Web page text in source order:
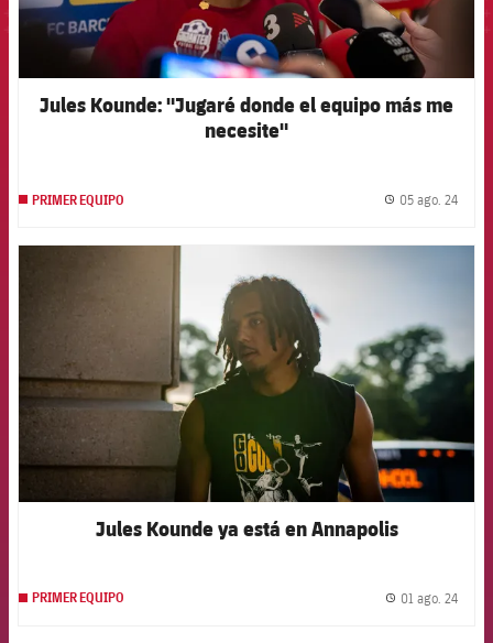
Jules Kounde: "Jugaré donde el equipo más me
necesite"
PRIMER EQUIPO 05 ago. 24
Jules Kounde ya está en Annapolis
PRIMER EQUIPO 01 ago. 24